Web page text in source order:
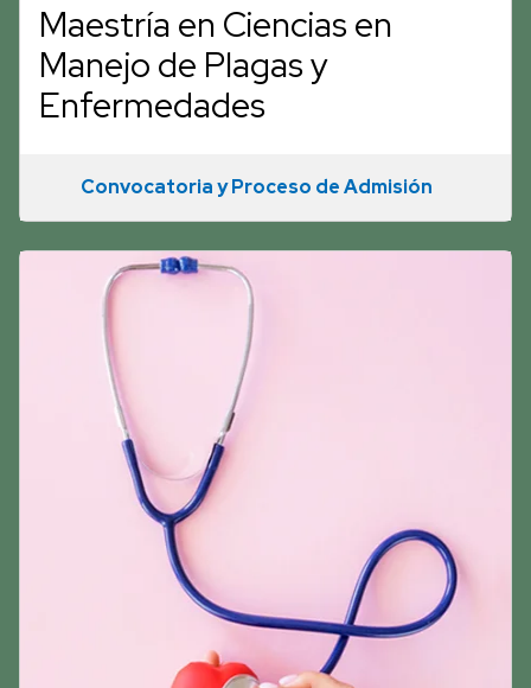
Maestría en Ciencias en
Manejo de Plagas y
Enfermedades
Convocatoria y Proceso de Admisión